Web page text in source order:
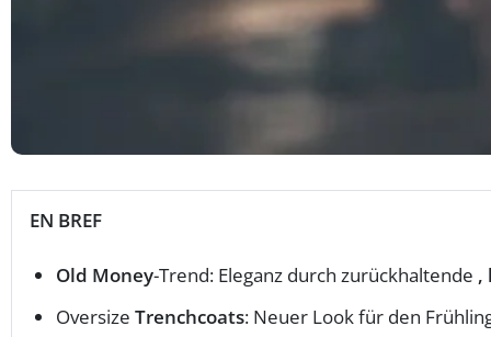
EN BREF
Old Money-Trend: Eleganz durch zurückhaltende ,
Oversize Trenchcoats: Neuer Look für den